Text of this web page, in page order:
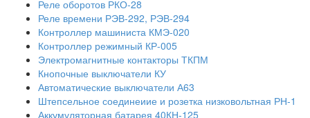
Реле оборотов РКО-28
Реле времени РЭВ-292, РЭВ-294
Контроллер машиниста КМЭ-020
Контроллер режимный КР-005
Электромагнитные контакторы ТКПМ
Кнопочные выключатели КУ
Автоматические выключатели А63
Штепсельное соединеиие и розетка низковольтная РН-1
Аккумуляторная батарея 40КН-125